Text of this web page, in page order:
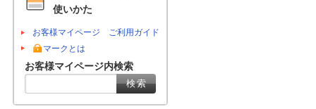
使いかた
お客様マイページ ご利用ガイド
マークとは
お客様マイページ内検索